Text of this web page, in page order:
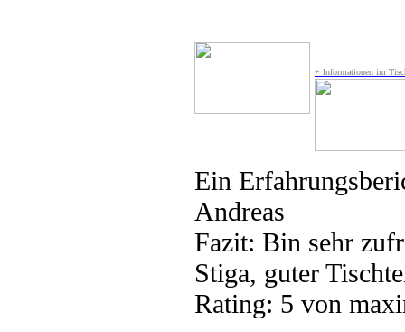
+ Informationen im
Ein
Andreas
Fazit: Bin sehr
Stiga, guter
Rating: 5 von